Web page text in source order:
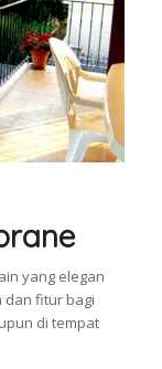
yang elegan
dan fitur bagi
di tempat